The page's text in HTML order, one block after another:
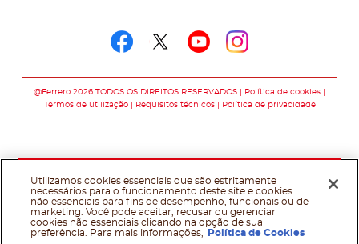
@Ferrero 2026 TODOS OS DIREITOS RESERVADOS
Política de cookies
Termos de utilização
Requisitos técnicos Política de privacidade
Utilizamos cookies essenciais que são estritamente
necessários para o funcionamento deste site e cookies
não essenciais para fins de desempenho, funcionais ou de
marketing. Você pode aceitar, recusar ou gerenciar
cookies não essenciais clicando na opção de sua
preferência. Para mais informações,
Política de Cookies